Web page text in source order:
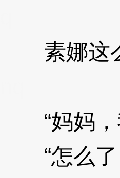
素娜这么
“妈妈，
“怎么了